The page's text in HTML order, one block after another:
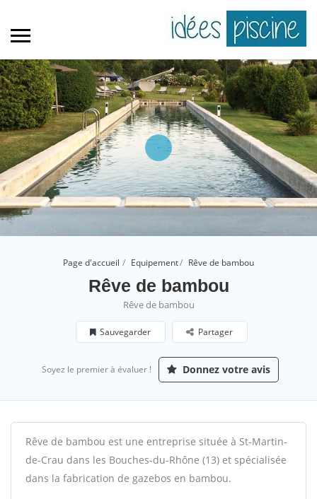
Page d'accueil Equipement Rêve de bambou
Rêve de bambou
Rêve de bambou
Sauvegarder Partager
Soyez le premier à évaluer ! Donnez votre avis
Rêve de bambou est une entreprise située à St-Martin-
de-Crau dans les Bouches-du-Rhône (13) et spécialisée
dans la fabrication de gazebos en bambou.